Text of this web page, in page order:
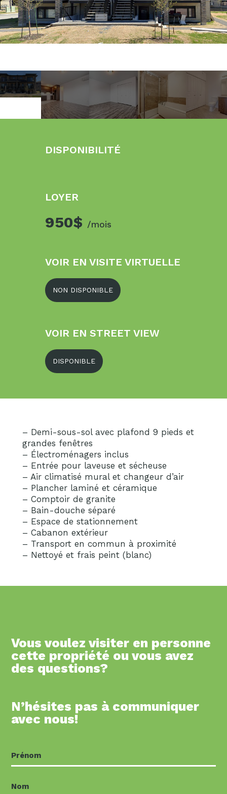
DISPONIBILITÉ
LOYER
950$ /mois
VOIR EN VISITE VIRTUELLE
NON DISPONIBLE
VOIR EN STREET VIEW
DISPONIBLE
– Demi-sous-sol avec plafond 9 pieds et
grandes fenêtres
– Électroménagers inclus
– Entrée pour laveuse et sécheuse
– Air climatisé mural et changeur d’air
– Plancher laminé et céramique
– Comptoir de granite
– Bain-douche séparé
– Espace de stationnement
– Cabanon extérieur
– Transport en commun à proximité
– Nettoyé et frais peint (blanc)
Vous voulez visiter en personne
cette propriété ou vous avez
des questions?
N’hésites pas à communiquer
avec nous!